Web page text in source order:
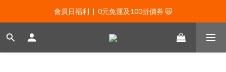
會員日福利  |  0元免運及100折價券 🙀
會員日福利  |  0元免運及100折價券 🙀
新年贈禮：滿1130贈新年髮飾一款🧧